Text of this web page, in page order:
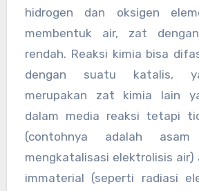
hidrogen dan oksigen
membentuk air, zat
rendah. Reaksi kimia bisa
dengan suatu katalis,
merupakan zat kimia lain
dalam media reaksi tetapi
(contohnya adalah
mengkatalisasi elektrolisis
immaterial (seperti radiasi